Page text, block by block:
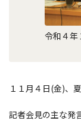
令和４年
１１月４日(金)、
記者会見の主な発